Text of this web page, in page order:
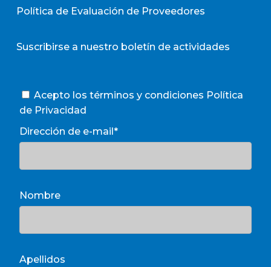
Política de Evaluación de Proveedores
Suscribirse a nuestro boletín de actividades
Acepto los términos y condiciones Política
de Privacidad
Dirección de e-mail*
Nombre
Apellidos